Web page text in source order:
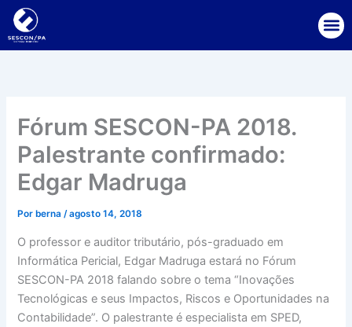
para
Fórum SESCON-PA 2018.
Palestrante confirmado:
Edgar Madruga
Por berna/agosto 14, 2018
O professor e auditor tributário, pós-graduado em
Informática Pericial, Edgar Madruga estará no Fórum
SESCON-PA 2018 falando sobre o tema “Inovações
Tecnológicas e seus Impactos, Riscos e Oportunidades na
Contabilidade”. O palestrante é especialista em SPED,